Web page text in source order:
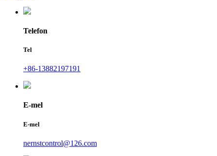
Telefon
Tel
+86-13882197191
E-mel
E-mel
nernstcontrol@126.com